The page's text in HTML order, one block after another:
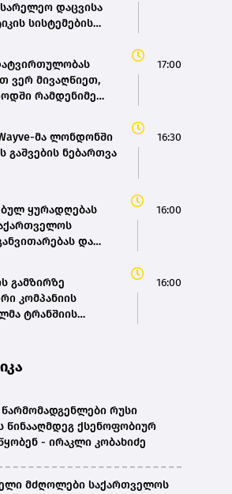
დაცვისა
სისტემების
ვერ მივაღწიეთ,
რამდენიმე
17:00
მა ლონდონში
გაშვების ნებართვა
16:30
ყურადღებას
და
და განახლების
16:00
გამზირზე
კომპანიის
ტრანშიის
გამოიწვია,
-
ბავშვი - GWP
16:00
რუსი
წინააღმდეგ ქსენოფობიურ
- ირაკლი კობახიძე
მძღოლები საქართველოს